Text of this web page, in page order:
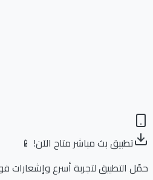
تطبيق بث مباشر متاح الآن! 📱
التطبيق لتجربة أسرع وإشعارات فورية